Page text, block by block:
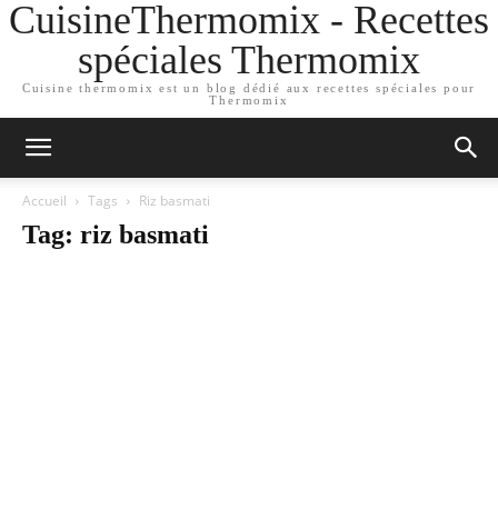
CuisineThermomix - Recettes
spéciales Thermomix
Cuisine thermomix est un blog dédié aux recettes spéciales pour
Thermomix
Accueil Tags Riz basmati
Tag: riz basmati